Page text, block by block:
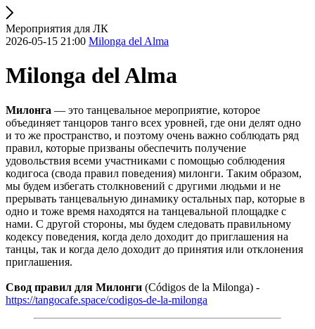
Мероприятия для ЛК
2026-05-15 21:00 Milonga del Alma
Milonga del Alma
Милонга — это танцевальное мероприятие, которое
объединяет танцоров танго всех уровней, где они делят одно
и то же пространство, и поэтому очень важно соблюдать ряд
правил, которые призваны обеспечить получение
удовольствия всеми участниками с помощью соблюдения
кодигоса (свода правил поведения) милонги. Таким образом,
мы будем избегать столкновений с другими людьми и не
прерывать танцевальную динамику остальных пар, которые в
одно и тоже время находятся на танцевальной площадке с
нами. С другой стороны, мы будем следовать правильному
кодексу поведения, когда дело доходит до приглашения на
танцы, так и когда дело доходит до принятия или отклонения
приглашения.
Свод правил для Милонги (Códigos de la Milonga) -
https://tangocafe.space/codigos-de-la-milonga